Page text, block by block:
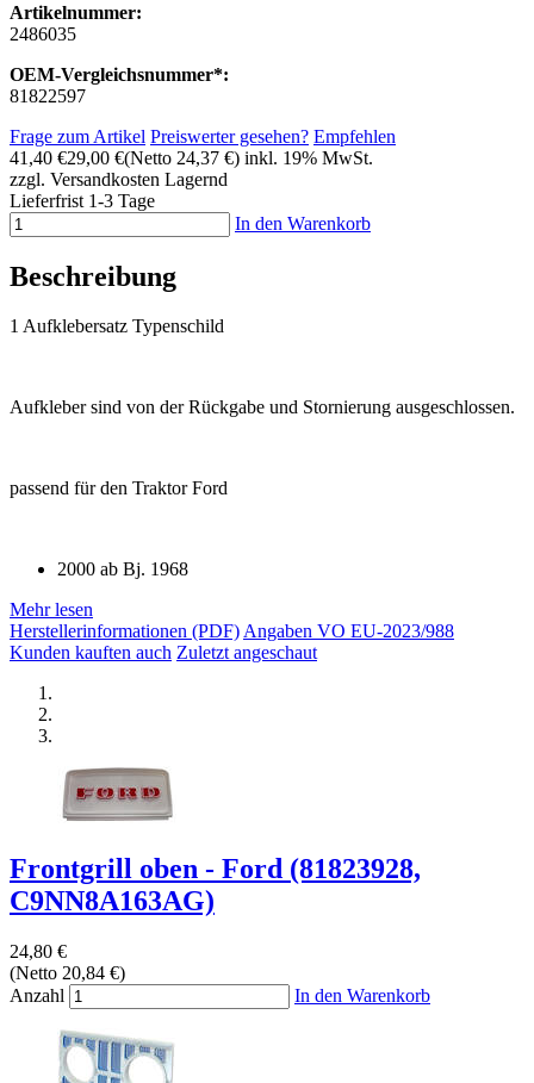
Artikelnummer:
2486035
OEM-Vergleichsnummer*:
81822597
Frage zum Artikel Preiswerter gesehen? Empfehlen
41,40 €29,00 €(Netto 24,37 €) inkl. 19% MwSt.
zzgl. Versandkosten Lagernd
Lieferfrist 1-3 Tage
In den Warenkorb
Beschreibung
1 Aufklebersatz Typenschild
Aufkleber sind von der Rückgabe und Stornierung ausgeschlossen.
passend für den Traktor Ford
2000 ab Bj. 1968
Mehr lesen
Herstellerinformationen (PDF)Angaben VO EU-2023/988
Kunden kauften auch Zuletzt angeschaut
Frontgrill oben - Ford (81823928,
C9NN8A163AG)
24,80 €
(Netto 20,84 €)
Anzahl
In den Warenkorb